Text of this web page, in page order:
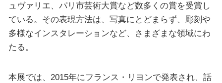
ュヴァリエ、パリ市芸術大賞など数多くの賞を受賞し
ている。その表現方法は、写真にとどまらず、彫刻や
多様なインスタレーションなど、さまざまな領域にわ
たる。
本展では、2015年にフランス・リヨンで発表され、話